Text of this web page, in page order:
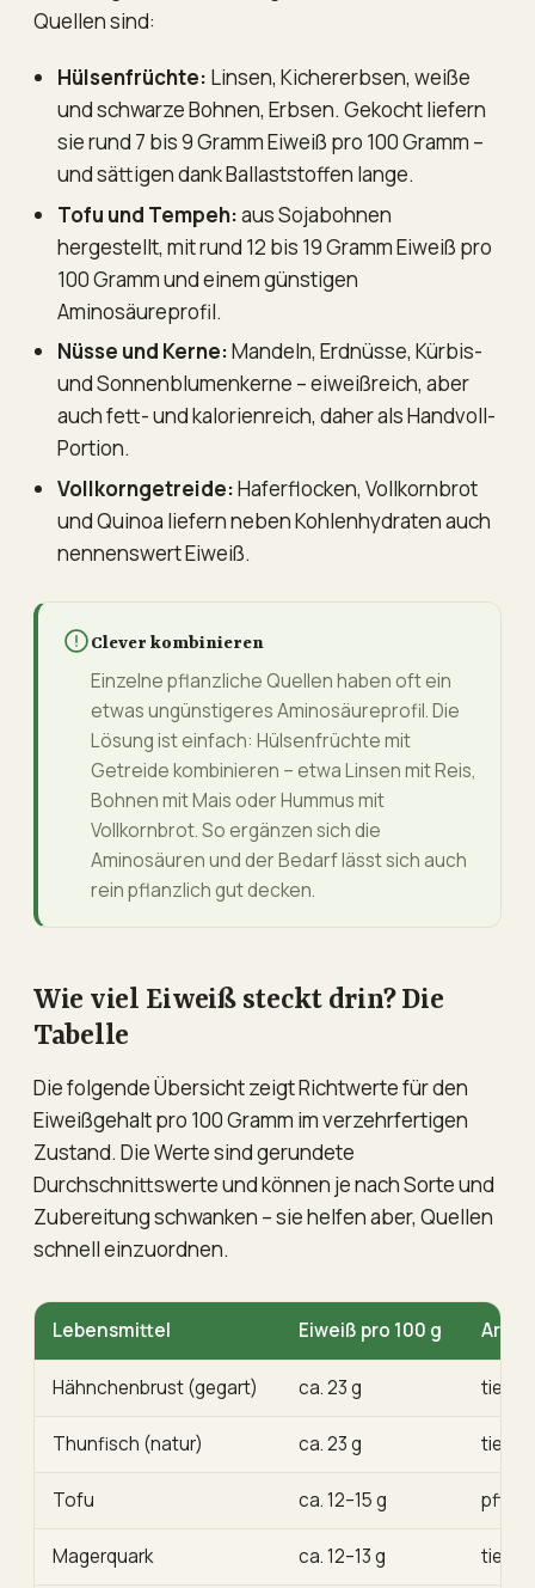
Quellen sind:
Hülsenfrüchte: Linsen, Kichererbsen, weiße
und schwarze Bohnen, Erbsen. Gekocht liefern
sie rund 7 bis 9 Gramm Eiweiß pro 100 Gramm –
und sättigen dank Ballaststoffen lange.
Tofu und Tempeh:aus Sojabohnen
hergestellt, mit rund 12 bis 19 Gramm Eiweiß pro
100 Gramm und einem günstigen
Aminosäureprofil.
Nüsse und Kerne:Mandeln, Erdnüsse, Kürbis-
und Sonnenblumenkerne – eiweißreich, aber
auch fett- und kalorienreich, daher als Handvoll-
Portion.
Vollkorngetreide:Haferflocken, Vollkornbrot
und Quinoa liefern neben Kohlenhydraten auch
nennenswert Eiweiß.
Clever kombinieren
Einzelne pflanzliche Quellen haben oft ein
etwas ungünstigeres Aminosäureprofil. Die
Lösung ist einfach: Hülsenfrüchte mit
Getreide kombinieren – etwa Linsen mit Reis,
Bohnen mit Mais oder Hummus mit
Vollkornbrot. So ergänzen sich die
Aminosäuren und der Bedarf lässt sich auch
rein pflanzlich gut decken.
Wie viel Eiweiß steckt drin? Die
Tabelle
Die folgende Übersicht zeigt Richtwerte für den
Eiweißgehalt pro 100 Gramm im verzehrfertigen
Zustand. Die Werte sind gerundete
Durchschnittswerte und können je nach Sorte und
Zubereitung schwanken – sie helfen aber, Quellen
schnell einzuordnen.
Lebensmittel Eiweiß pro 100 g Art
Hähnchenbrust (gegart) ca. 23 g
Thunfisch (natur) ca. 23 g
Tofu ca. 12–15 g
Magerquark ca. 12–13 g